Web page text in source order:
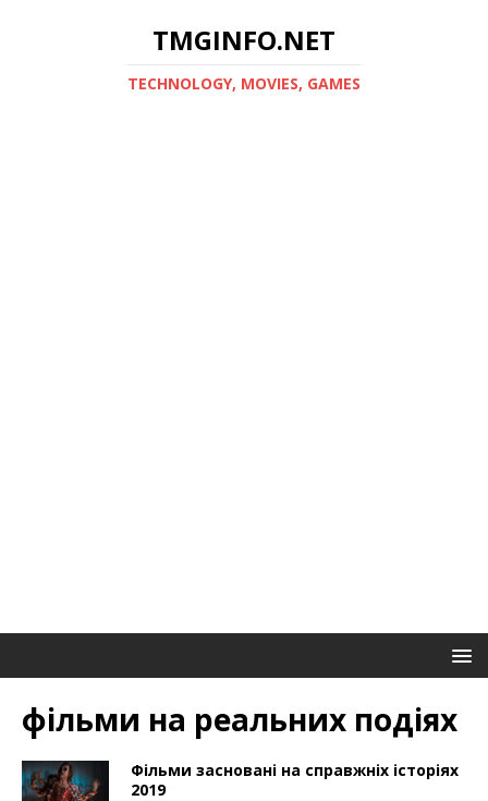
TMGINFO.NET
ТECHNOLOGY, MOVIES, GAMES
фільми на реальних подіях
Фільми засновані на справжніх історіях
2019